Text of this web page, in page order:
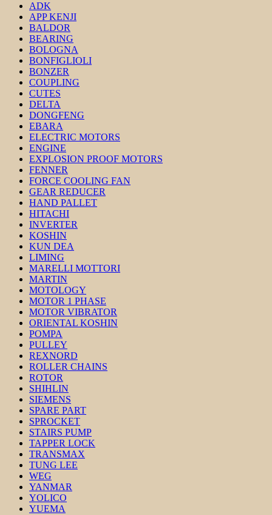
ADK
APP KENJI
BALDOR
BEARING
BOLOGNA
BONFIGLIOLI
BONZER
COUPLING
CUTES
DELTA
DONGFENG
EBARA
ELECTRIC MOTORS
ENGINE
EXPLOSION PROOF MOTORS
FENNER
FORCE COOLING FAN
GEAR REDUCER
HAND PALLET
HITACHI
INVERTER
KOSHIN
KUN DEA
LIMING
MARELLI MOTTORI
MARTIN
MOTOLOGY
MOTOR 1 PHASE
MOTOR VIBRATOR
ORIENTAL KOSHIN
POMPA
PULLEY
REXNORD
ROLLER CHAINS
ROTOR
SHIHLIN
SIEMENS
SPARE PART
SPROCKET
STAIRS PUMP
TAPPER LOCK
TRANSMAX
TUNG LEE
WEG
YANMAR
YOLICO
YUEMA